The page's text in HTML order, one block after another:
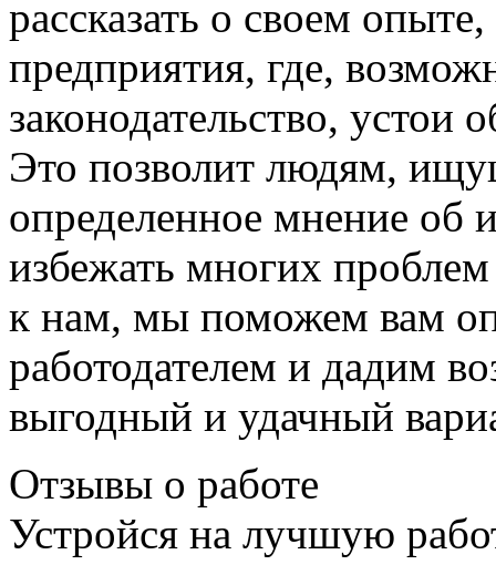
рассказать о своем
предприятия, где,
законодательство,
Это позволит людям,
определенное мнение об
избежать многих
к нам, мы поможем вам
работодателем и дадим
выгодный и удачный
Отзывы о работе
Устройся на лучшую